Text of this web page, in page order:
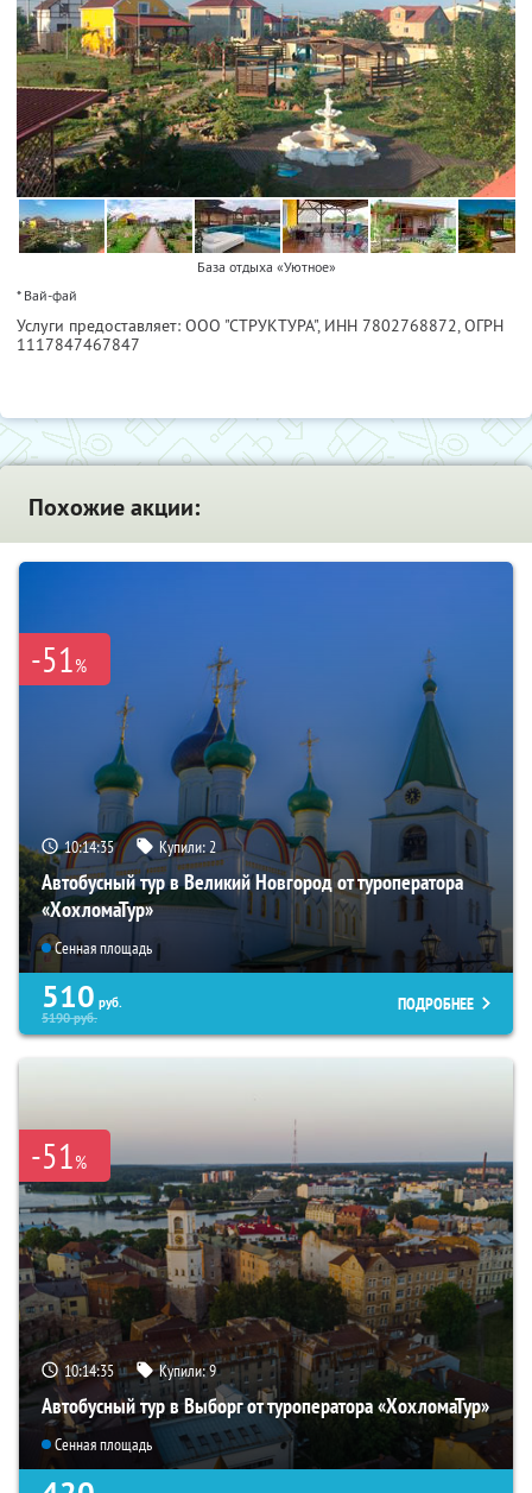
База отдыха «Уютное»
* Вай-фай
Услуги предоставляет: ООО "СТРУКТУРА", ИНН 7802768872, ОГРН
1117847467847
Похожие акции:
-51%
10:14:34 Купили:2
Автобусный тур в Великий Новгород от туроператора
«ХохломаТур»
Сенная площадь
510 руб.
5190руб.
ПОДРОБНЕЕ
-51%
10:14:34 Купили:9
Автобусный тур в Выборг от туроператора «ХохломаТур»
Сенная площадь